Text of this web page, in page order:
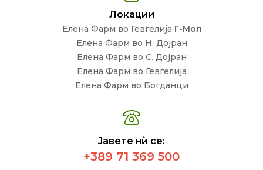
Локации
Елена Фарм во Гевгелија Г-Мол
Елена Фарм во Н. Дојран
Елена Фарм во С. Дојран
Елена Фарм во Гевгелија
Елена Фарм во Богданци
Јавете нѝ се:
+389 71 369 500